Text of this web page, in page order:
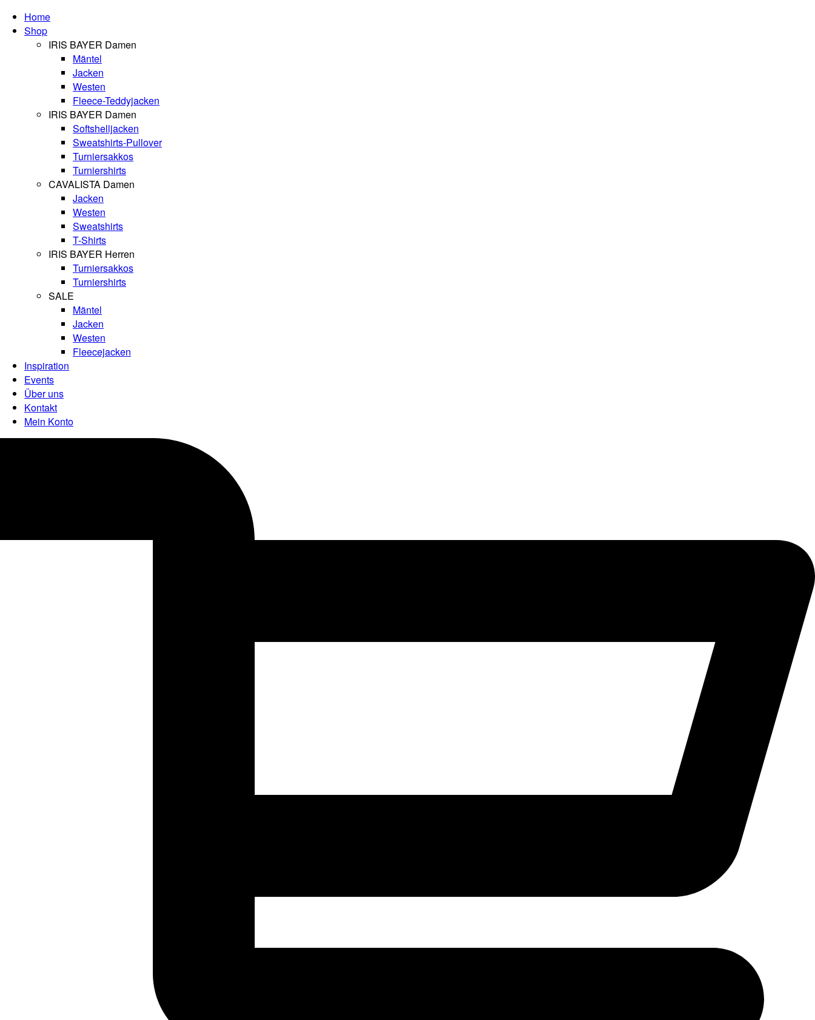
Home
Shop
IRIS BAYER Damen
Mäntel
Jacken
Westen
Fleece-Teddyjacken
IRIS BAYER Damen
Softshelljacken
Sweatshirts-Pullover
Turniersakkos
Turniershirts
CAVALISTA Damen
Jacken
Westen
Sweatshirts
T-Shirts
IRIS BAYER Herren
Turniersakkos
Turniershirts
SALE
Mäntel
Jacken
Westen
Fleecejacken
Inspiration
Events
Über uns
Kontakt
Mein Konto